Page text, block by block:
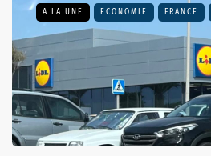
A LA UNE ECONOMIE FRANCE